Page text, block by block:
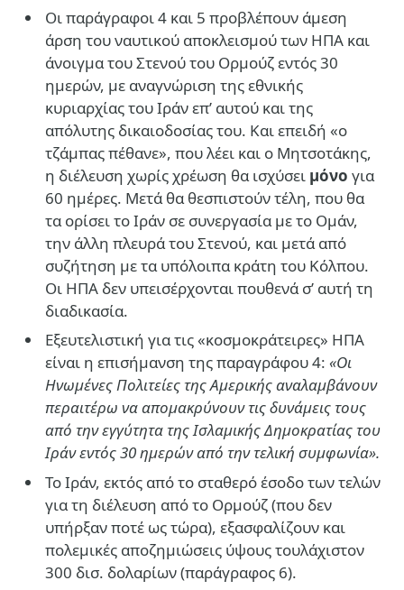
Οι παράγραφοι 4 και 5 προβλέπουν άμεση
άρση του ναυτικού αποκλεισμού των ΗΠΑ και
άνοιγμα του Στενού του Ορμούζ εντός 30
ημερών, με αναγνώριση της εθνικής
κυριαρχίας του Ιράν επ’ αυτού και της
απόλυτης δικαιοδοσίας του. Και επειδή «ο
τζάμπας πέθανε», που λέει και ο Μητσοτάκης,
η διέλευση χωρίς χρέωση θα ισχύσει μόνο για
60 ημέρες. Μετά θα θεσπιστούν τέλη, που θα
τα ορίσει το Ιράν σε συνεργασία με το Ομάν,
την άλλη πλευρά του Στενού, και μετά από
συζήτηση με τα υπόλοιπα κράτη του Κόλπου.
Οι ΗΠΑ δεν υπεισέρχονται πουθενά σ’ αυτή τη
διαδικασία.
Εξευτελιστική για τις «κοσμοκράτειρες» ΗΠΑ
είναι η επισήμανση της παραγράφου 4: «Οι
Ηνωμένες Πολιτείες της Αμερικής αναλαμβάνουν
περαιτέρω να απομακρύνουν τις δυνάμεις τους
από την εγγύτητα της Ισλαμικής Δημοκρατίας του
Ιράν εντός 30 ημερών από την τελική συμφωνία».
Το Ιράν, εκτός από το σταθερό έσοδο των τελών
για τη διέλευση από το Ορμούζ (που δεν
υπήρξαν ποτέ ως τώρα), εξασφαλίζουν και
πολεμικές αποζημιώσεις ύψους τουλάχιστον
300 δισ. δολαρίων (παράγραφος 6).